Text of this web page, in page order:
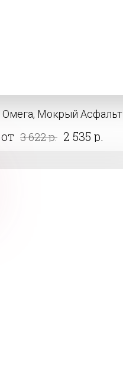
Омега, Мокрый Асфальт
от 3 622 р. 2 535 р.